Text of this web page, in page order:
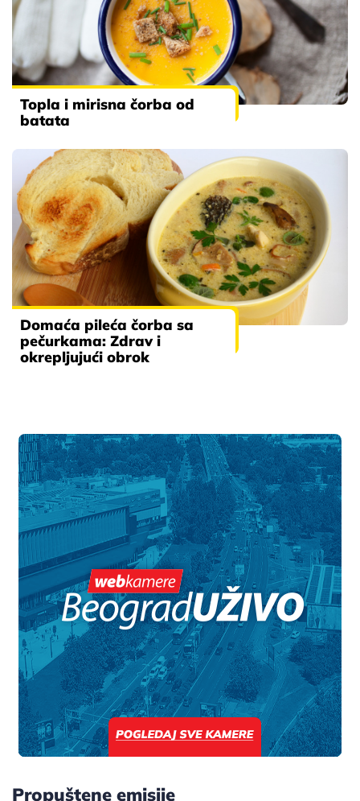
Topla i mirisna čorba od
batata
Domaća pileća čorba sa
pečurkama: Zdrav i
okrepljujući obrok
Propuštene emisije